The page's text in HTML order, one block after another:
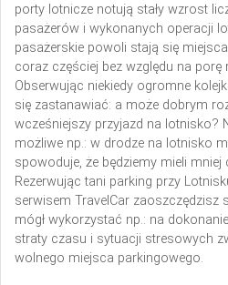
porty lotnicze notują stały wzrost
pasażerów i wykonanych operacji
pasażerskie powoli stają się
coraz częściej bez względu na porę
Obserwując niekiedy ogromne
się zastanawiać: a może dobrym
wcześniejszy przyjazd na lotnisko?
możliwe np.: w drodze na lotnisko
spowoduje, że będziemy mieli mniej
Rezerwując tani parking przy
serwisem TravelCar zaoszczędzisz
mógł wykorzystać np.: na
straty czasu i sytuacji stresowych
wolnego miejsca parkingowego.